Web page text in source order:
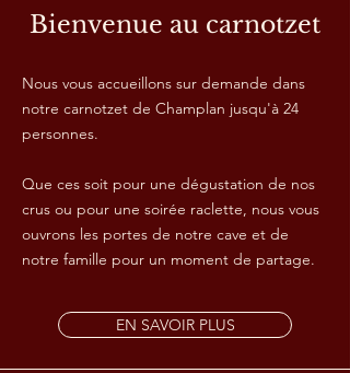
Bienvenue au carnotzet
Nous vous accueillons sur demande dans
notre carnotzet de Champlan jusqu'à 24
personnes.
Que ces soit pour une dégustation de nos
crus ou pour une soirée raclette, nous vous
ouvrons les portes de notre cave et de
notre famille pour un moment de partage.
EN SAVOIR PLUS